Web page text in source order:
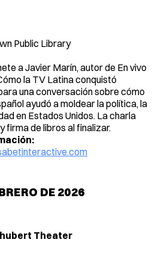
Public Library
a Javier Marín, autor de En vivo
la TV Latina conquistó
una conversación sobre cómo
ayudó a moldear la política, la
en Estados Unidos. La charla
firma de libros al finalizar.
DE 2026
Theater